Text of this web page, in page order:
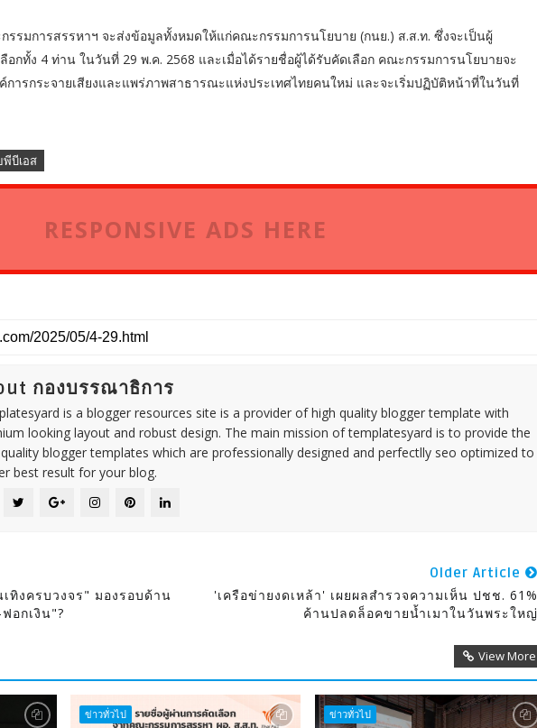
รมการสรรหาฯ จะส่งข้อมูลทั้งหมดให้แก่คณะกรรมการนโยบาย (กนย.) ส.ส.ท. ซึ่งจะเป็นผู้
กทั้ง 4 ท่าน ในวันที่ 29 พ.ค. 2568 และเมื่อได้รายชื่อผู้ได้รับคัดเลือก คณะกรรมการนโยบายจะ
การกระจายเสียงและแพร่ภาพสาธารณะแห่งประเทศไทยคนใหม่ และจะเริ่มปฏิบัติหน้าที่ในวันที่
บีเอส
RESPONSIVE ADS HERE
กองบรรณาธิการ
is a blogger resources site is a provider of high quality blogger template with
looking layout and robust design. The main mission of templatesyard is to provide the
blogger templates which are professionally designed and perfectlly seo optimized to
best result for your blog.
ทิงครบวงจร" มองรอบด้าน
อกเงิน"?
Older Article
'เครือข่ายงดเหล้า' เผยผลสำรวจความเห็น ปชช. 61%
ค้านปลดล็อคขายน้ำเมาในวันพระใหญ่
View More
ข่าวทั่วไป ข่าวทั่วไป